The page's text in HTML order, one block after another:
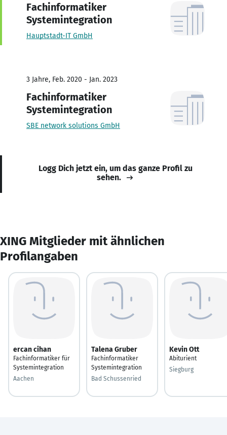
Fachinformatiker
Systemintegration
Hauptstadt-IT GmbH
3 Jahre, Feb. 2020 - Jan. 2023
Fachinformatiker
Systemintegration
SBE network solutions GmbH
Logg Dich jetzt ein, um das ganze Profil zu
sehen.
XING Mitglieder mit ähnlichen
Profilangaben
ercan cihan
Fachinformatiker für
Systemintegration
Aachen
Talena Gruber
Fachinformatiker
Systemintegration
Bad Schussenried
Kevin Ott
Abiturient
Siegburg